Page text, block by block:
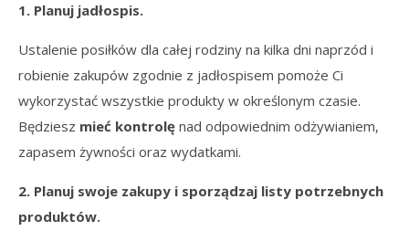
1. Planuj jadłospis.
Ustalenie posiłków dla całej rodziny na kilka dni naprzód i
robienie zakupów zgodnie z jadłospisem pomoże Ci
wykorzystać wszystkie produkty w określonym czasie.
Będziesz mieć kontrolę nad odpowiednim odżywianiem,
zapasem żywności oraz wydatkami.
2. Planuj swoje zakupy i sporządzaj listy potrzebnych
produktów.